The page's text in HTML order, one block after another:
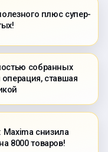
плюс супер-
собранных
ставшая
Maxima снизила
8000 товаров!